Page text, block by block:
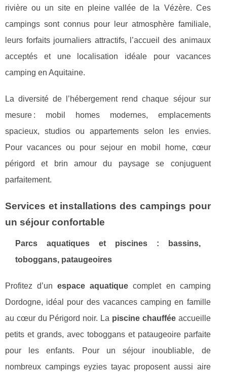
rivière ou un site en pleine vallée de la Vézère. Ces
campings sont connus pour leur atmosphère familiale,
leurs forfaits journaliers attractifs, l’accueil des animaux
acceptés et une localisation idéale pour vacances
camping en Aquitaine.
La diversité de l’hébergement rend chaque séjour sur
mesure : mobil homes modernes, emplacements
spacieux, studios ou appartements selon les envies.
Pour vacances ou pour sejour en mobil home, cœur
périgord et brin amour du paysage se conjuguent
parfaitement.
Services et installations des campings pour
un séjour confortable
Parcs aquatiques et piscines : bassins,
toboggans, pataugeoires
Profitez d’unespace aquatique complet en camping
Dordogne, idéal pour des vacances camping en famille
au cœur du Périgord noir. La piscine chaufféeaccueille
petits et grands, avec toboggans et pataugeoire parfaite
pour les enfants. Pour un séjour inoubliable, de
nombreux campings eyzies tayac proposent aussi aire